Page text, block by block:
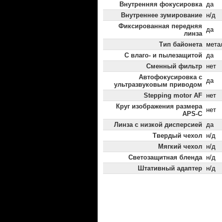
Внутренняя фокусировка да
Внутреннее зумирование н/д
Фиксированная передняя
линза
да
Тип байонета
С влаго- и пылезащитой да
Сменный фильтр нет
Автофокусировка с
ультразвуковым приводом
да
Stepping motor AF нет
Круг изображения размера
APS-C
нет
Линза с низкой дисперсией да
Твердый чехол н/д
Мягкий чехол н/д
Светозащитная бленда н/д
Штативный адаптер н/д